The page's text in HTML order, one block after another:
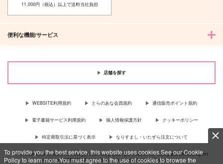
To provide you the best service, this website uses cookies.See our Cookie
Policy to learn more.You must agree to the use of cookies to browse the
11,000円（税込）以上で送料当社負担
便利な機能/サービス
店舗を探す
WEBSITE利用規約 とらのあな会員規約 通信販売ポイント規約
電子書籍サービス利用規約 個人情報保護方針 クッキーポリシー
特定商取引法に基づく表示 なりすまし・いたずら注文について
For Overseas customer, now you can ship your purchases by using purchases agent
services “AOCS”! Click {more…} for more information …more